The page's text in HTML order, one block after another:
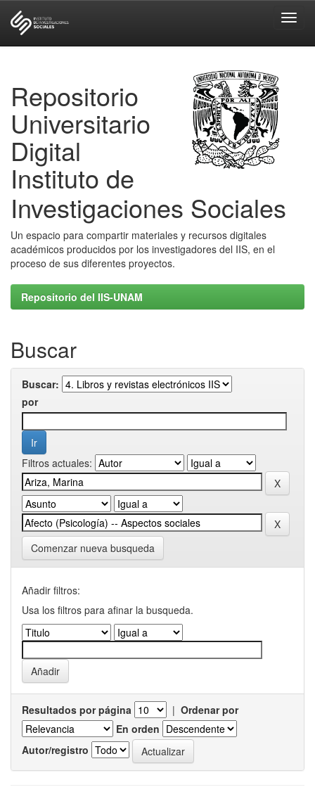
Repositorio
Universitario
Digital
Instituto de
Investigaciones Sociales
Un espacio para compartir materiales y recursos digitales
académicos producidos por los investigadores del IIS, en el
proceso de sus diferentes proyectos.
Repositorio del IIS-UNAM
Buscar
Buscar:
por
Filtros actuales:
Comenzar nueva busqueda
Añadir filtros:
Usa los filtros para afinar la busqueda.
Resultados por página | Ordenar por
En orden
Autor/registro